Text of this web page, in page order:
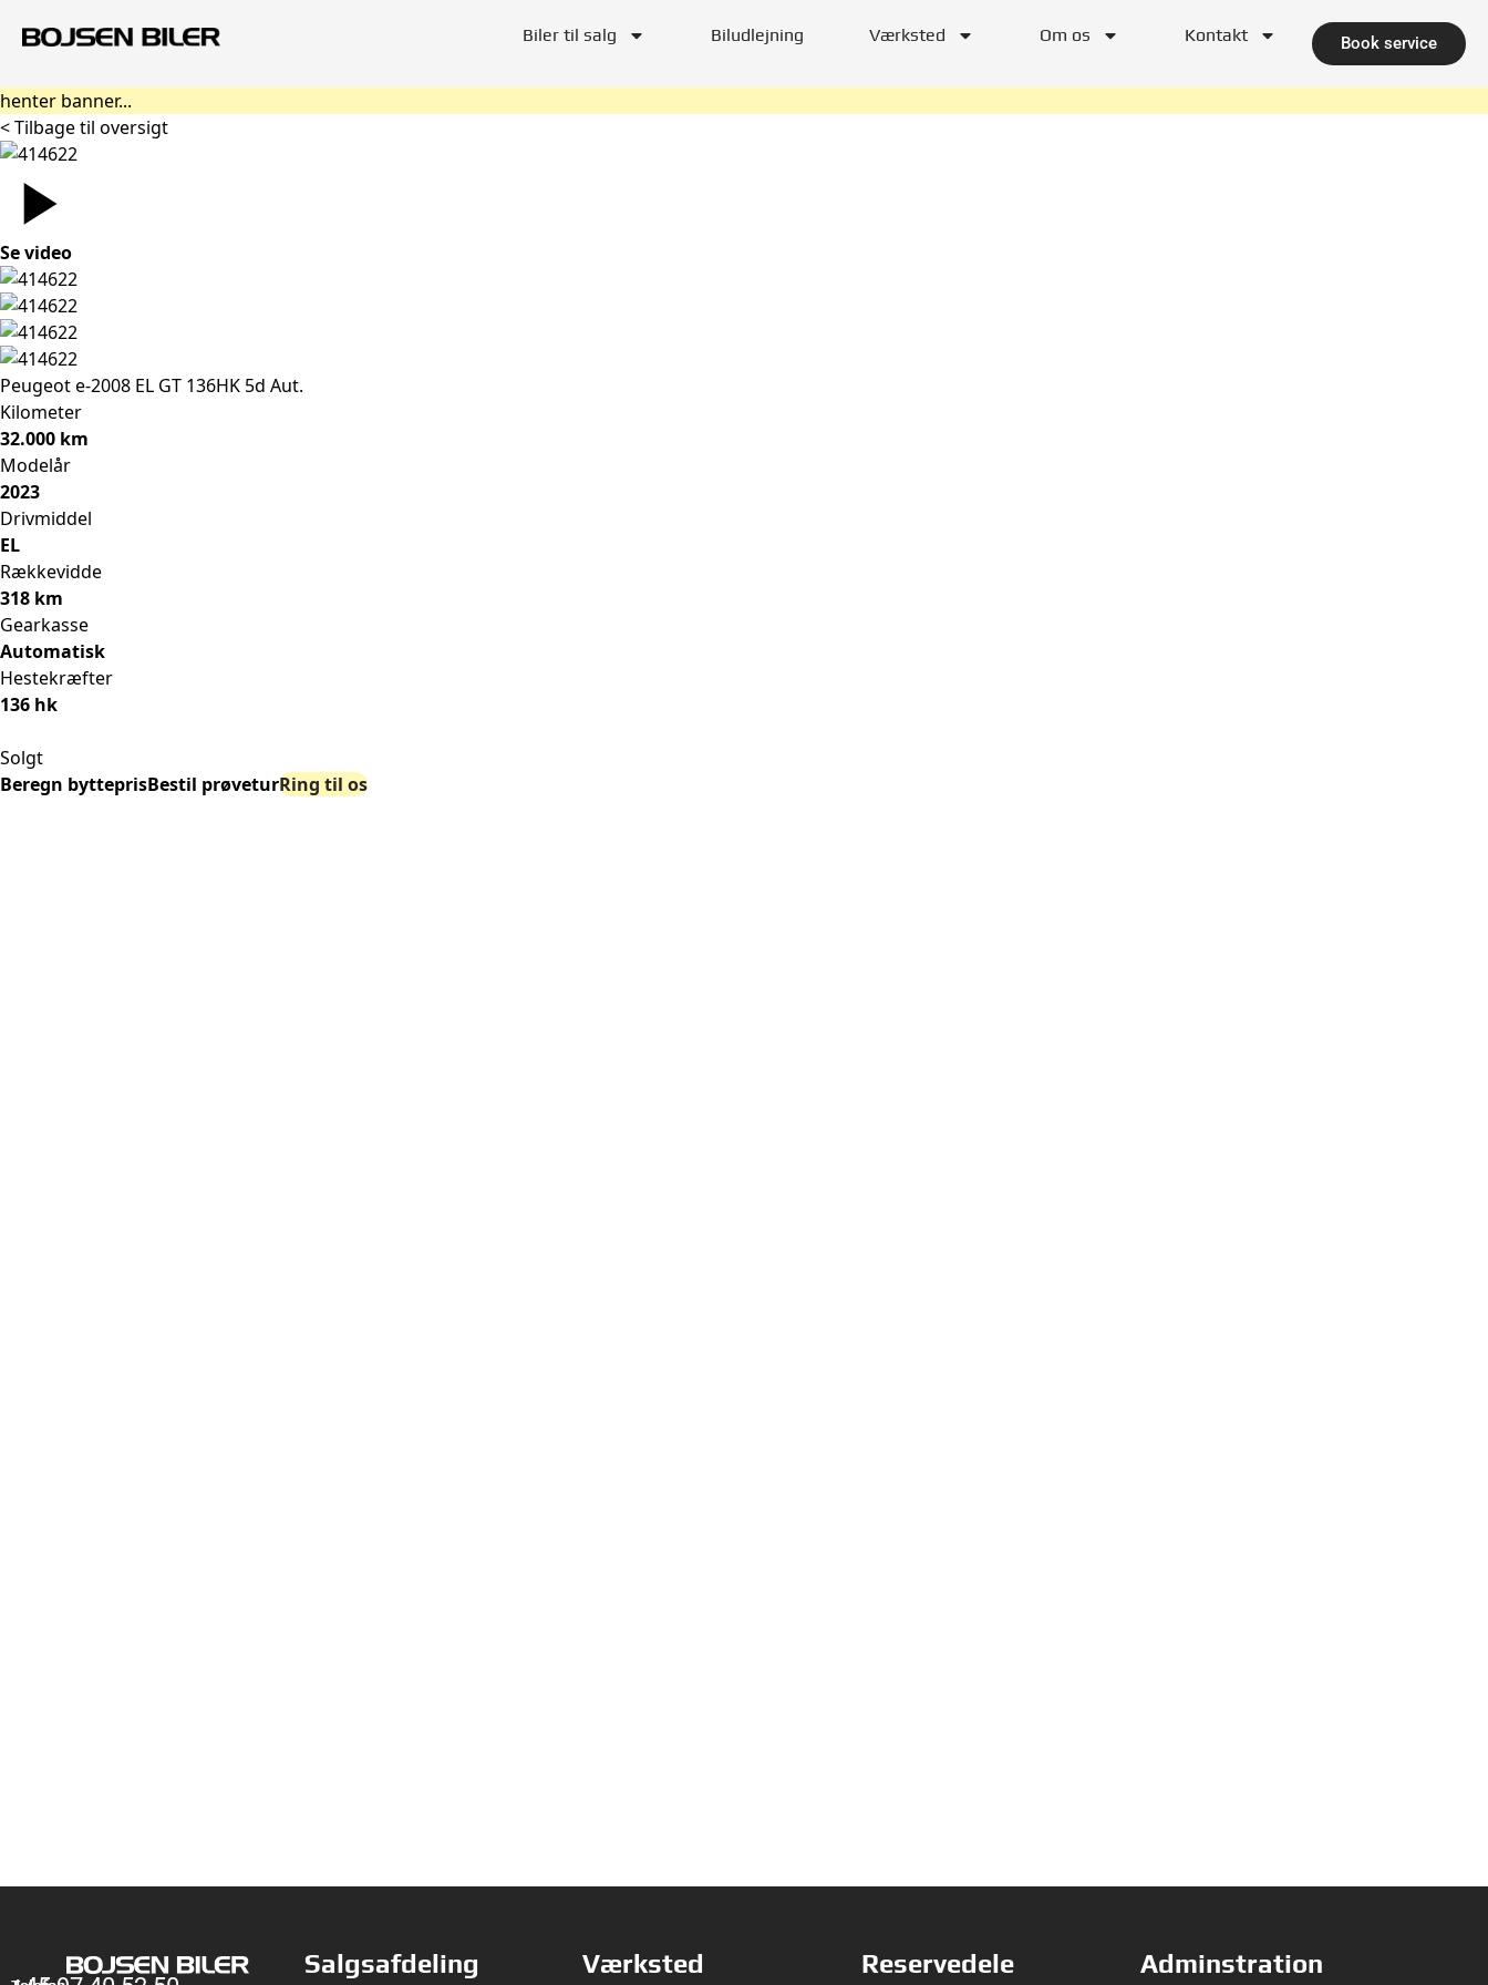
Biler til salg Biludlejning Værksted Om os Kontakt Book service
henter banner...
< Tilbage til oversigt
Se video
Peugeot e-2008 EL GT 136HK 5d Aut.
Kilometer
32.000 km
Modelår
2023
Drivmiddel
EL
Rækkevidde
318 km
Gearkasse
Automatisk
Hestekræfter
136 hk
Solgt
Beregn bytteprisBestil prøveturRing til os
Salgsafdeling Værksted Reservedele Adminstration